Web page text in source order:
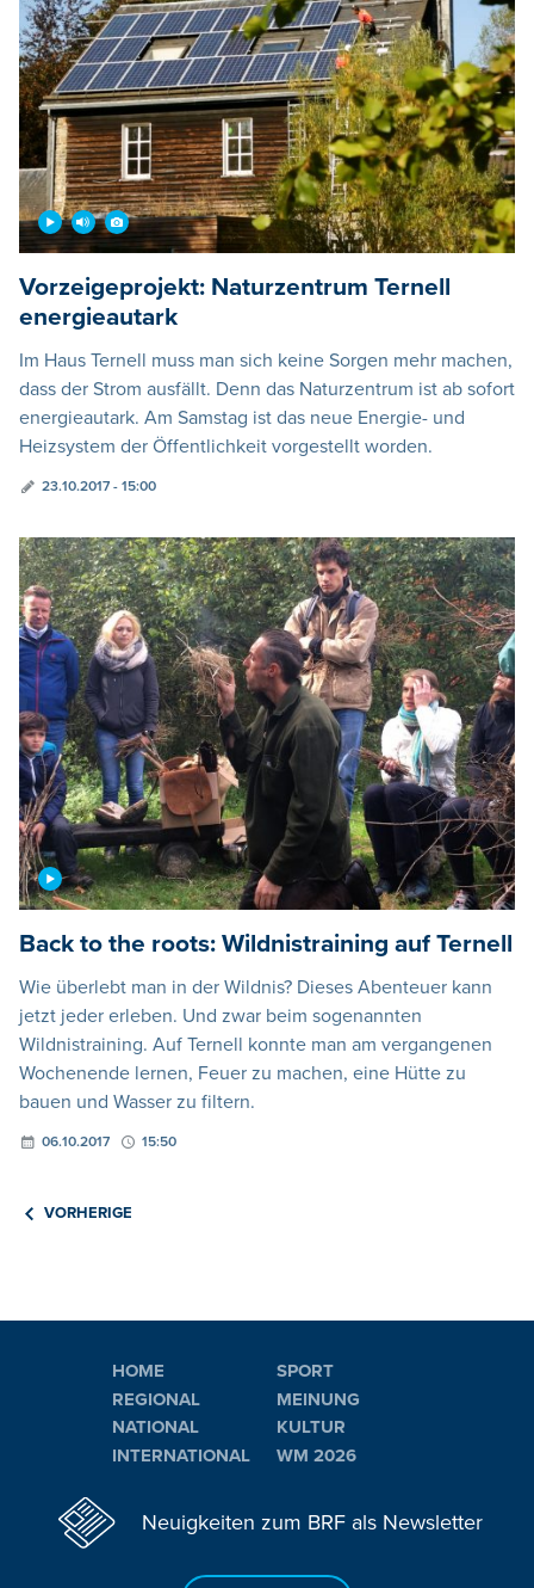
Vorzeigeprojekt: Naturzentrum Ternell
energieautark
Im Haus Ternell muss man sich keine Sorgen mehr machen,
dass der Strom ausfällt. Denn das Naturzentrum ist ab sofort
energieautark. Am Samstag ist das neue Energie- und
Heizsystem der Öffentlichkeit vorgestellt worden.
23.10.2017 - 15:00
Back to the roots: Wildnistraining auf Ternell
Wie überlebt man in der Wildnis? Dieses Abenteuer kann
jetzt jeder erleben. Und zwar beim sogenannten
Wildnistraining. Auf Ternell konnte man am vergangenen
Wochenende lernen, Feuer zu machen, eine Hütte zu
bauen und Wasser zu filtern.
06.10.2017 15:50
VORHERIGE
HOME
REGIONAL
NATIONAL
INTERNATIONAL
SPORT
MEINUNG
KULTUR
WM 2026
Neuigkeiten zum BRF als Newsletter